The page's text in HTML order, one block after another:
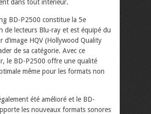
dans tout intérieur.
BD-P2500 constitue la 5e
de lecteurs Blu-ray et est équipé du
d’image HQV (Hollywood Quality
de sa catégorie. Avec ce
le BD-P2500 offre une qualité
même pour les formats non
été amélioré et le BD-
les nouveaux formats sonores